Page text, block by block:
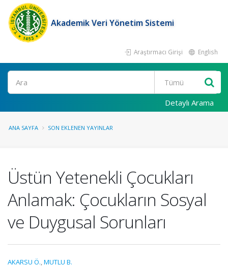
Akademik Veri Yönetim Sistemi
Araştırmacı Girişi English
Ara
Detaylı Arama
ANA SAYFA SON EKLENEN YAYINLAR
Üstün Yetenekli Çocukları
Anlamak: Çocukların Sosyal
ve Duygusal Sorunları
AKARSU Ö.,MUTLU B.